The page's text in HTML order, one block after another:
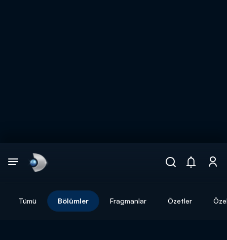
Tümü Bölümler Fragmanlar Özetler